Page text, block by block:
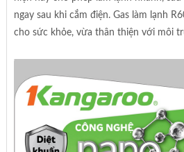
ngay sau khi cắm điện. Gas làm lạnh
cho sức khỏe, vừa thân thiện với môi